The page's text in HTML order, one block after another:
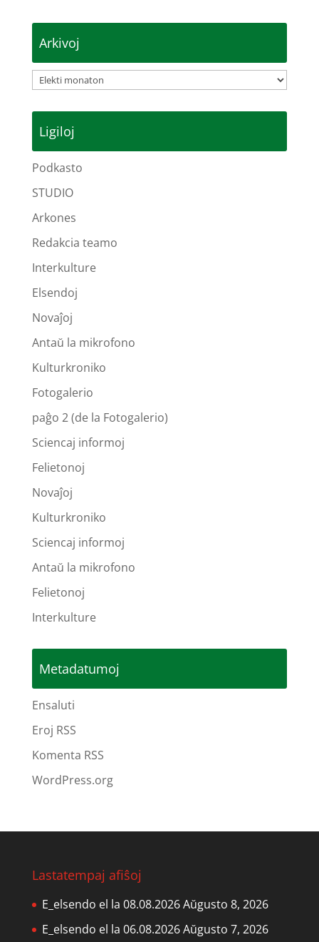
Arkivoj
Arkivoj
Ligiloj
Podkasto
STUDIO
Arkones
Redakcia teamo
Interkulture
Elsendoj
Novaĵoj
Antaŭ la mikrofono
Kulturkroniko
Fotogalerio
paĝo 2 (de la Fotogalerio)
Sciencaj informoj
Felietonoj
Novaĵoj
Kulturkroniko
Sciencaj informoj
Antaŭ la mikrofono
Felietonoj
Interkulture
Metadatumoj
Ensaluti
Eroj RSS
Komenta RSS
WordPress.org
Lastatempaj afiŝoj
E_elsendo el la 08.08.2026Aŭgusto 8, 2026
E_elsendo el la 06.08.2026Aŭgusto 7, 2026